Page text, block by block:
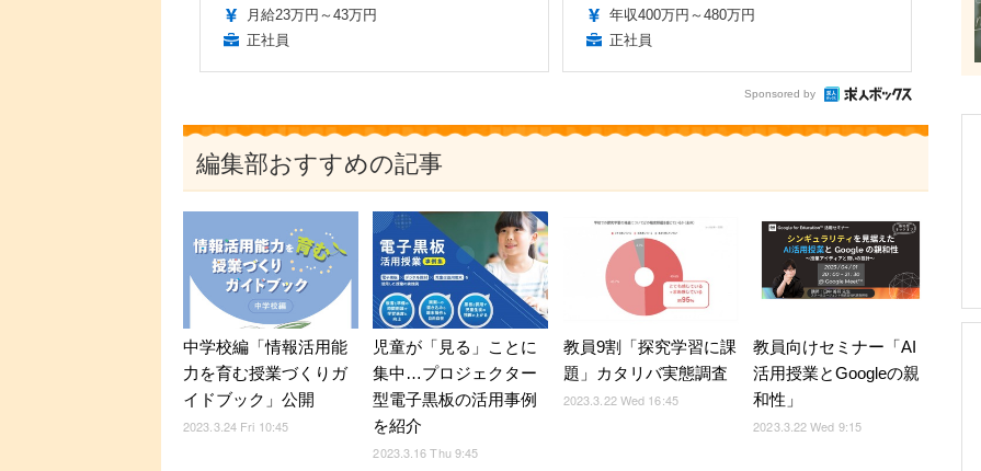
月給23万円～43万円
正社員
年収400万円～480万円
正社員
Sponsored by
編集部おすすめの記事
中学校編「情報活用能
力を育む授業づくりガ
イドブック」公開
2023.3.24 Fri 10:45
児童が「見る」ことに
集中…プロジェクター
型電子黒板の活用事例
を紹介
2023.3.16 Thu 9:45
教員9割「探究学習に課
題」カタリバ実態調査
2023.3.22 Wed 16:45
教員向けセミナー「AI
活用授業とGoogleの親
和性」
2023.3.22 Wed 9:15